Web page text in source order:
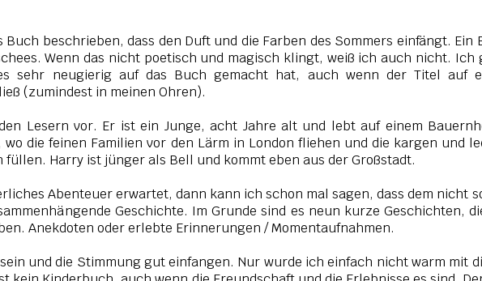
beschrieben, dass den Duft und die Farben des Sommers einfängt. Ein
Wenn das nicht poetisch und magisch klingt, weiß ich auch nicht. Ich
sehr neugierig auf das Buch gemacht hat, auch wenn der Titel auf
(zumindest in meinen Ohren).
Lesern vor. Er ist ein Junge, acht Jahre alt und lebt auf einem
die feinen Familien vor den Lärm in London fliehen und die kargen und
füllen. Harry ist jünger als Bell und kommt eben aus der Großstadt.
Abenteuer erwartet, dann kann ich schon mal sagen, dass dem nicht
Geschichte. Im Grunde sind es neun kurze Geschichten,
Anekdoten oder erlebte Erinnerungen / Momentaufnahmen.
und die Stimmung gut einfangen. Nur wurde ich einfach nicht warm mit